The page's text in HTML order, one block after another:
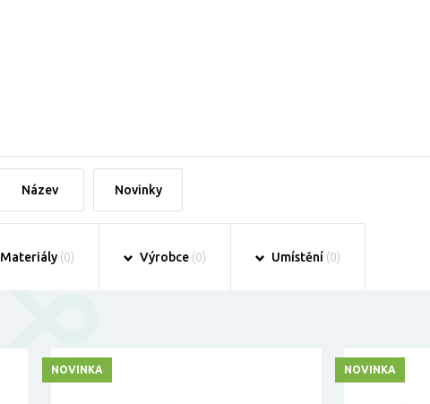
Název Novinky
Materiály (0) Výrobce (0) Umístění (0)
NOVINKA NOVINKA